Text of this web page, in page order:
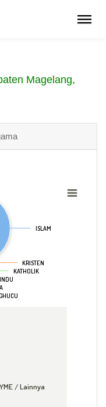
Magelang,
ISLAM
ISLAM
KRISTEN
KRISTEN
KATHOLIK
KATHOLIK
/ Lainnya